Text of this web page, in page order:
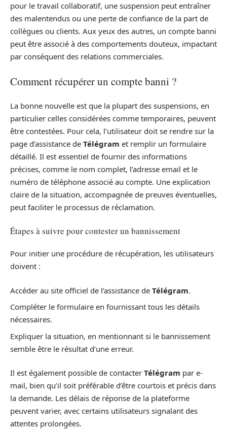
pour le travail collaboratif, une suspension peut entraîner
des malentendus ou une perte de confiance de la part de
collègues ou clients. Aux yeux des autres, un compte banni
peut être associé à des comportements douteux, impactant
par conséquent des relations commerciales.
Comment récupérer un compte banni ?
La bonne nouvelle est que la plupart des suspensions, en
particulier celles considérées comme temporaires, peuvent
être contestées. Pour cela, l’utilisateur doit se rendre sur la
page d’assistance de Télégram et remplir un formulaire
détaillé. Il est essentiel de fournir des informations
précises, comme le nom complet, l’adresse email et le
numéro de téléphone associé au compte. Une explication
claire de la situation, accompagnée de preuves éventuelles,
peut faciliter le processus de réclamation.
Étapes à suivre pour contester un bannissement
Pour initier une procédure de récupération, les utilisateurs
doivent :
Accéder au site officiel de l’assistance de Télégram.
Compléter le formulaire en fournissant tous les détails
nécessaires.
Expliquer la situation, en mentionnant si le bannissement
semble être le résultat d’une erreur.
Il est également possible de contacter Télégram par e-
mail, bien qu’il soit préférable d’être courtois et précis dans
la demande. Les délais de réponse de la plateforme
peuvent varier, avec certains utilisateurs signalant des
attentes prolongées.